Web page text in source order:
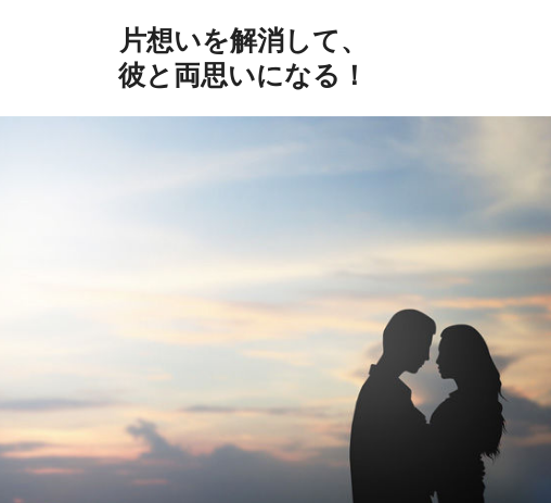
片想いを解消して、
彼と両思いになる！